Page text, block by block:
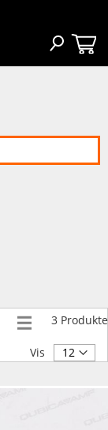
Search
3 Produkte
Vis